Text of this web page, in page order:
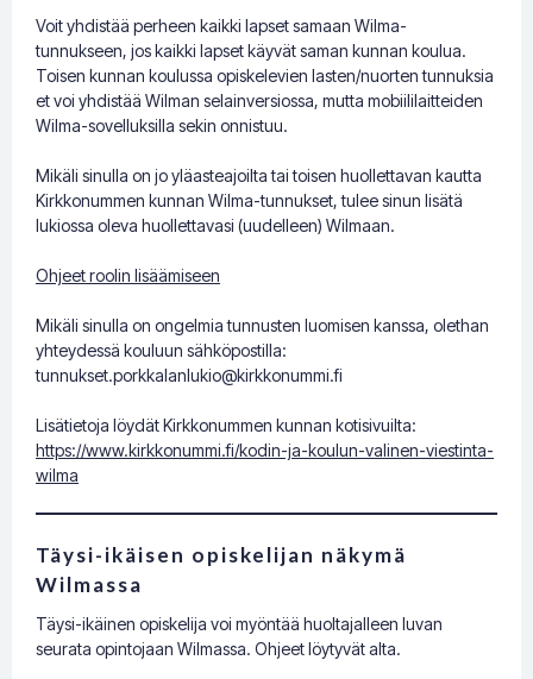
Voit yhdistää perheen kaikki lapset samaan Wilma-
tunnukseen, jos kaikki lapset käyvät saman kunnan koulua.
Toisen kunnan koulussa opiskelevien lasten/nuorten tunnuksia
et voi yhdistää Wilman selainversiossa, mutta mobiililaitteiden
Wilma-sovelluksilla sekin onnistuu.
Mikäli sinulla on jo yläasteajoilta tai toisen huollettavan kautta
Kirkkonummen kunnan Wilma-tunnukset, tulee sinun lisätä
lukiossa oleva huollettavasi (uudelleen) Wilmaan.
Ohjeet roolin lisäämiseen
Mikäli sinulla on ongelmia tunnusten luomisen kanssa, olethan
yhteydessä kouluun sähköpostilla:
tunnukset.porkkalanlukio@kirkkonummi.fi
Lisätietoja löydät Kirkkonummen kunnan kotisivuilta:
https://www.kirkkonummi.fi/kodin-ja-koulun-valinen-viestinta-
wilma
Täysi-ikäisen opiskelijan näkymä
Wilmassa
Täysi-ikäinen opiskelija voi myöntää huoltajalleen luvan
seurata opintojaan Wilmassa. Ohjeet löytyvät alta.